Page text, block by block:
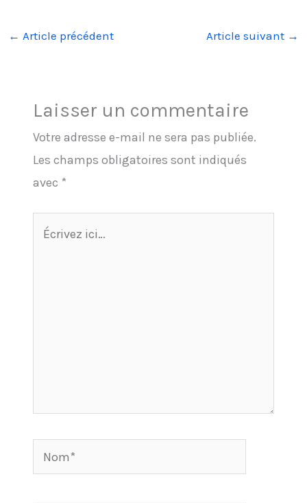
← Article précédent Article suivant →
Laisser un commentaire
Votre adresse e-mail ne sera pas publiée.
Les champs obligatoires sont indiqués
avec *
Écrivez
Nom*